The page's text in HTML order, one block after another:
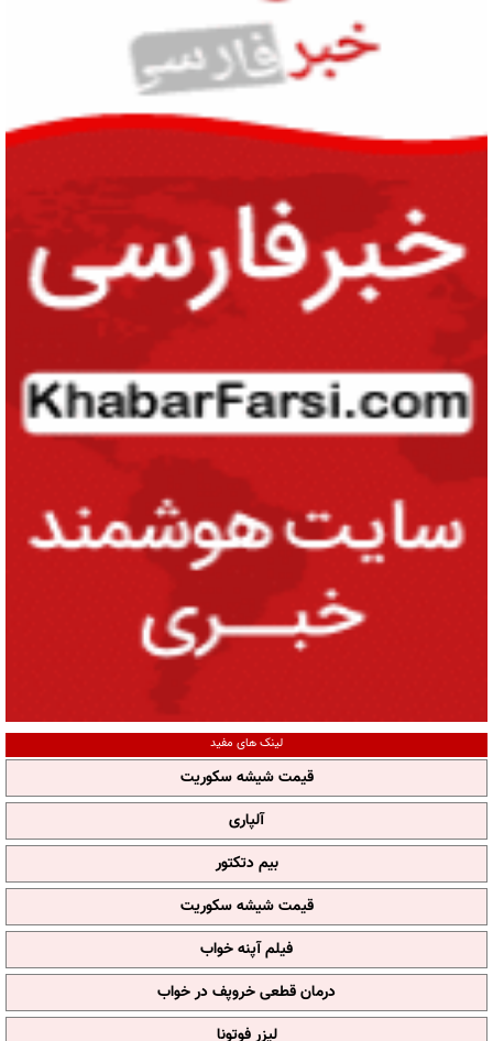
لینک های مفید
قیمت شیشه سکوریت
آلپاری
بیم دتکتور
قیمت شیشه سکوریت
فیلم آپنه خواب
درمان قطعی خروپف در خواب
لیزر فوتونا